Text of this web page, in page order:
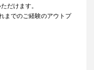
だけます。
までのご経験のアウトプ